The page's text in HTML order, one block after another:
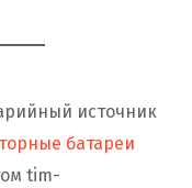
источник
батареи
tim-